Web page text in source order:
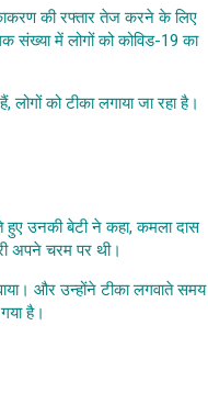
की रफ्तार तेज करने के लिए
संख्या में लोगों को कोविड-19 का
को टीका लगाया जा रहा है।
हुए उनकी बेटी ने कहा, कमला दास
अपने चरम पर थी।
और उन्होंने टीका लगवाते समय
है।